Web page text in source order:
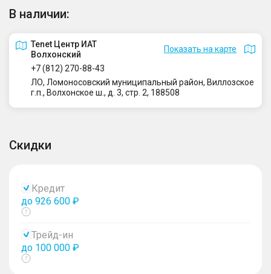
В наличии:
Tenet Центр ИАТ
Волхонский
Показать на карте
+7 (812) 270-88-43
ЛО, Ломоносовский муниципальный район, Виллозское
г.п., Волхонское ш., д. 3, стр. 2, 188508
Скидки
Кредит
до 926 600 ₽
Показать
Трейд-ин
до 100 000 ₽
Показать